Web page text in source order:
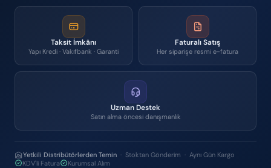
Taksit İmkânı
Yapı Kredi · Vakıfbank · Garanti
Faturalı Satış
Her siparişe resmi e-fatura
Uzman Destek
Satın alma öncesi danışmanlık
Yetkili Distribütörlerden Temin · Stoktan Gönderim · Aynı Gün Kargo
KDV'li Fatura
Kurumsal Alım